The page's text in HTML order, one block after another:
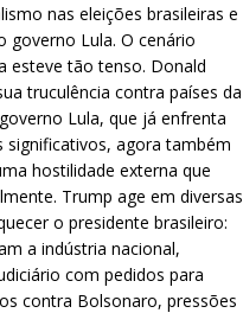
nas eleições brasileiras e
governo Lula. O cenário
esteve tão tenso. Donald
truculência contra países da
Lula, que já enfrenta
significativos, agora também
hostilidade externa que
Trump age em diversas
o presidente brasileiro:
a indústria nacional,
com pedidos para
contra Bolsonaro, pressões